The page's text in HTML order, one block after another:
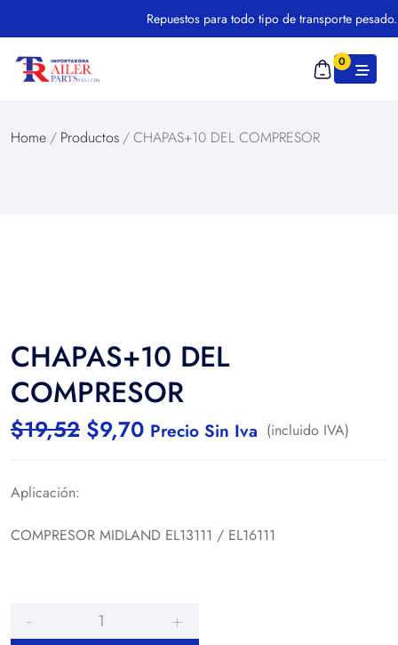
Repuestos para todo tipo de transporte pesado.
0
Home / Productos /CHAPAS+10 DEL COMPRESOR
CHAPAS+10 DEL
COMPRESOR
$19,52 $9,70 Precio Sin Iva (incluido IVA)
Aplicación:
COMPRESOR MIDLAND EL13111 / EL16111